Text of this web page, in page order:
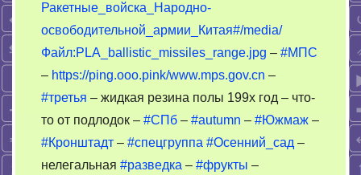
Ракетные_войска_Народно-
освободительной_армии_Китая#/media/
Файл:PLA_ballistic_missiles_range.jpg – #МПС
– https://ping.ooo.pink/www.mps.gov.cn –
#третья – жидкая резина полы 199х год – что-
то от подлодок – #СПб – #autumn – #Южмаж –
#Кронштадт – #спецгруппа #Осенний_сад –
нелегальная #разведка – #фрукты –